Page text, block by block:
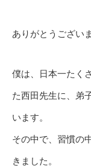
ありがとうござい
僕は、日本一たく
た西田先生に、弟
います。
その中で、習慣の
きました。